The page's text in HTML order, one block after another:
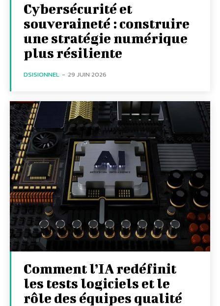
Cybersécurité et
souveraineté : construire
une stratégie numérique
plus résiliente
DSISIONNEL - 29 JUIN 2026
Comment l’IA redéfinit
les tests logiciels et le
rôle des équipes qualité